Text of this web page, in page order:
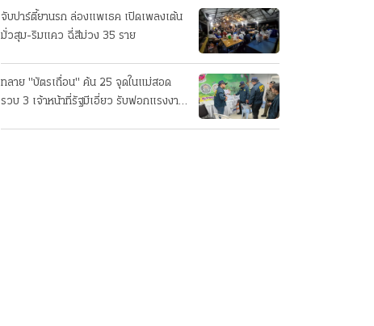
จับปาร์ตี้ยานรก ล่องแพเธค เปิดเพลงเต้น
มั่วสุม-ริมแคว ฉี่สีม่วง 35 ราย
ทลาย "บัตรเถื่อน" ค้น 25 จุดในแม่สอด
รวบ 3 เจ้าหน้าที่รัฐมีเอี่ยว รับฟอกแรงงาน